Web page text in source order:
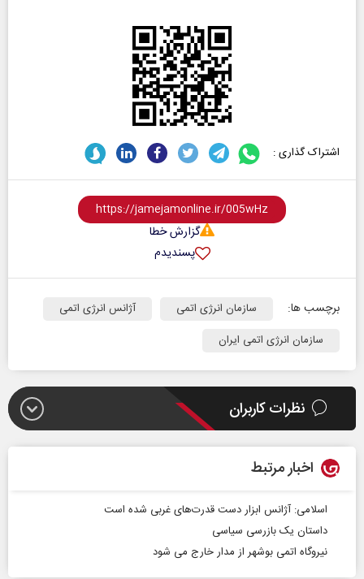
اشتراک گذاری :
گزارش خطا
پسندیدم
برچسب ها: سازمان انرژی اتمی
آژانس انرژی اتمی
سازمان انرژی اتمی ایران
نظرات کاربران
اخبار مرتبط
اسلامی: آژانس ابزار دست قدرت‌های غربی شده است
داستان یک بازرسی سیاسی
نیروگاه اتمی بوشهر از مدار خارج می شود